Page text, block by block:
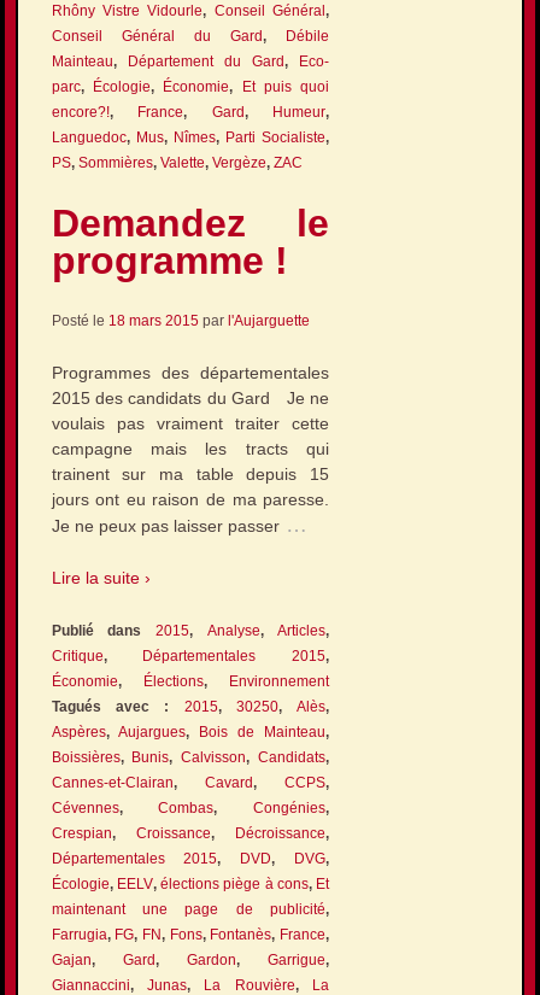
Rhôny Vistre Vidourle, Conseil Général,
Conseil Général du Gard,
Débile
Mainteau, Département du Gard,
Eco-
parc, Écologie, Économie,
Et puis quoi
encore?!, France, Gard, Humeur,
Languedoc, Mus, Nîmes, Parti Socialiste,
PS, Sommières, Valette, Vergèze, ZAC
Demandez le
programme !
Posté le 18 mars 2015par l'Aujarguette
Programmes des départementales
2015 des candidats du Gard Je ne
voulais pas vraiment traiter cette
campagne mais les tracts qui
trainent sur ma table depuis 15
jours ont eu raison de ma paresse.
Je ne peux pas laisser passer …
Lire la suite ›
Publié dans 2015, Analyse,Articles,
Critique, Départementales 2015,
Économie, Élections, Environnement
Tagués avec : 2015, 30250,Alès,
Aspères,Aujargues, Bois de Mainteau,
Boissières, Bunis,Calvisson,Candidats,
Cannes-et-Clairan, Cavard,CCPS,
Cévennes,Combas,Congénies,
Crespian, Croissance, Décroissance,
Départementales 2015, DVD, DVG,
Écologie, EELV,élections piège à cons, Et
maintenant une page de publicité,
Farrugia, FG, FN, Fons, Fontanès, France,
Gajan, Gard, Gardon,Garrigue,
Giannaccini, Junas, La Rouvière, La